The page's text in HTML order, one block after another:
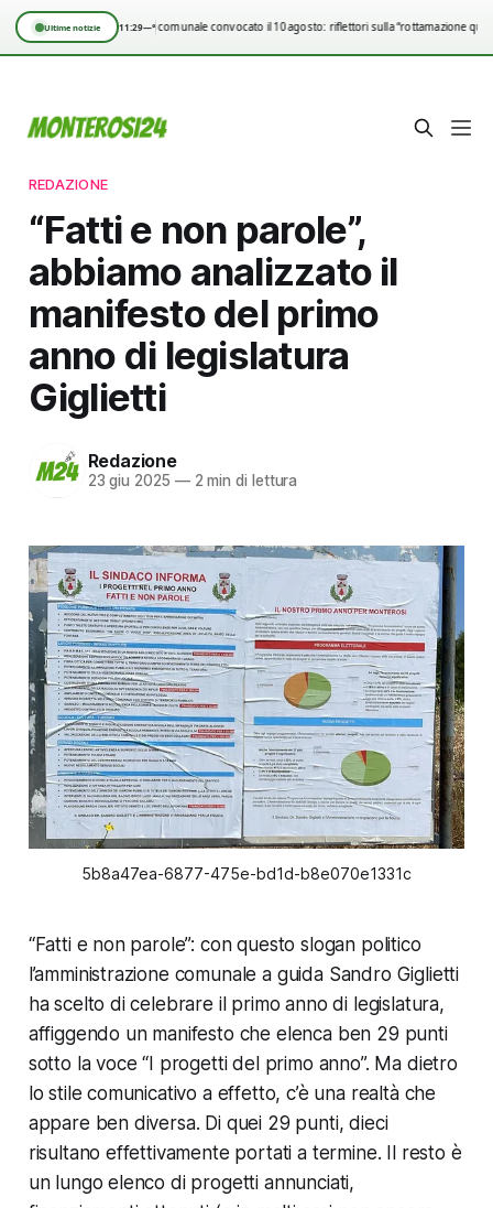
Ultime notizie 11:29—°
Consiglio comunale convocato il 10 agosto: riflettori sulla “rottamazione
REDAZIONE
“Fatti e non parole”,
abbiamo analizzato il
manifesto del primo
anno di legislatura
Giglietti
Redazione
23 giu 2025 —2 min di lettura
5b8a47ea-6877-475e-bd1d-b8e070e1331c
“Fatti e non parole”: con questo slogan politico
l’amministrazione comunale a guida Sandro Giglietti
ha scelto di celebrare il primo anno di legislatura,
affiggendo un manifesto che elenca ben 29 punti
sotto la voce “I progetti del primo anno”. Ma dietro
lo stile comunicativo a effetto, c’è una realtà che
appare ben diversa. Di quei 29 punti, dieci
risultano effettivamente portati a termine. Il resto è
un lungo elenco di progetti annunciati,